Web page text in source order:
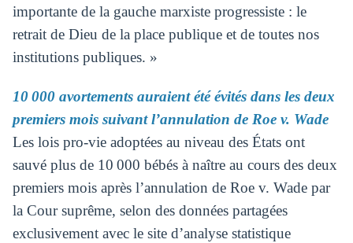
importante de la gauche marxiste progressiste : le
retrait de Dieu de la place publique et de toutes nos
institutions publiques. »
10 000 avortements auraient été évités dans les deux
premiers mois suivant l’annulation de Roe v. Wade
Les lois pro-vie adoptées au niveau des États ont
sauvé plus de 10 000 bébés à naître au cours des deux
premiers mois après l’annulation de Roe v. Wade par
la Cour suprême, selon des données partagées
exclusivement avec le site d’analyse statistique